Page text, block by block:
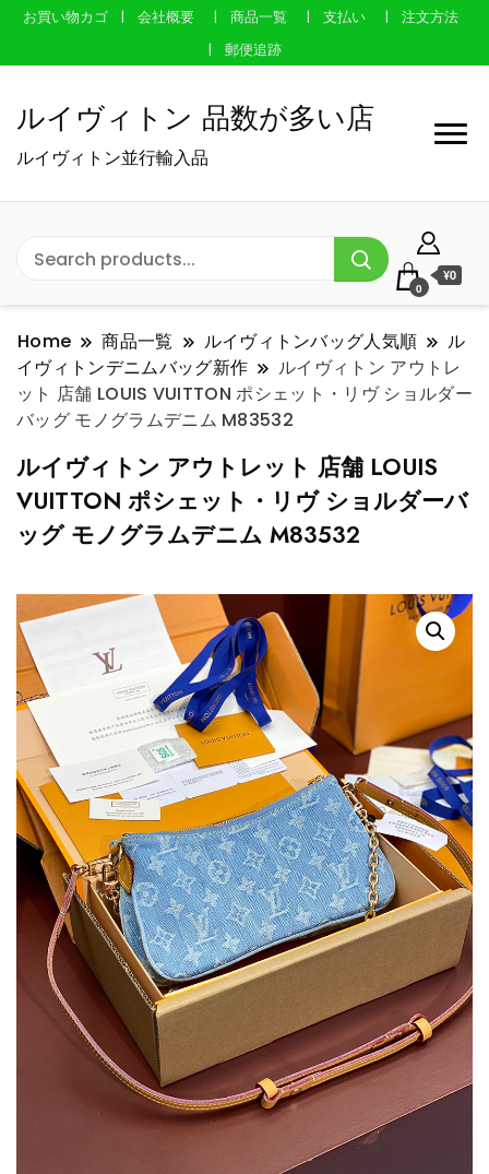
お買い物カゴ 会社概要 商品一覧 支払い
注文方法
郵便追跡
ルイヴィトン 品数が多い店
ルイヴィトン並行輸入品
0
¥0
Home 商品一覧 ルイヴィトンバッグ人気順
ル
イヴィトンデニムバッグ新作
ルイヴィトン アウトレ
ット 店舗 LOUIS VUITTON ポシェット・リヴ ショルダー
バッグ モノグラムデニム M83532
ルイヴィトン アウトレット 店舗 LOUIS
VUITTON ポシェット・リヴ ショルダーバ
ッグ モノグラムデニム M83532